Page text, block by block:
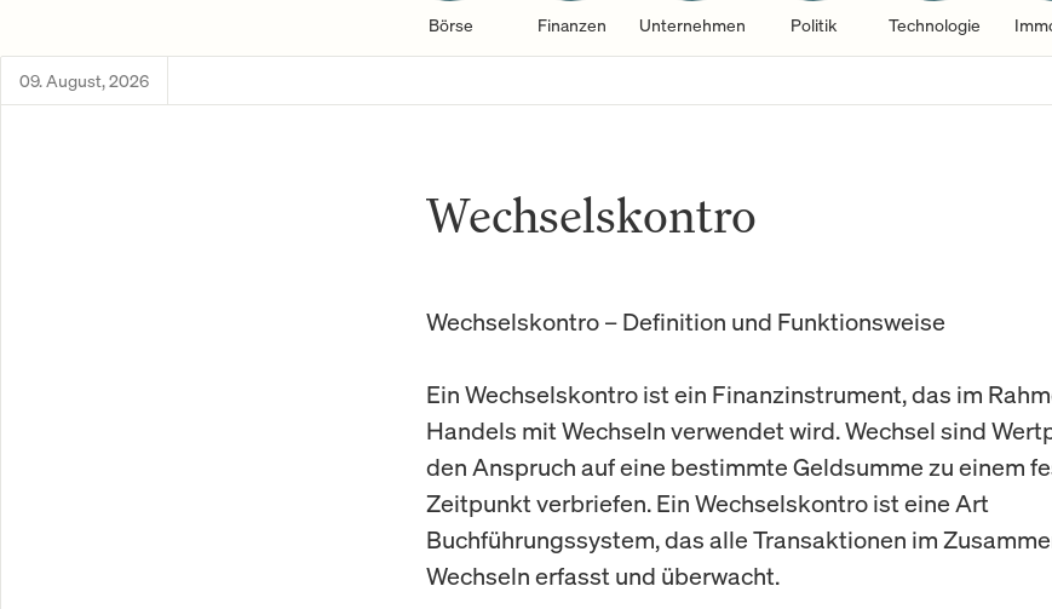
Börse Finanzen Unternehmen Politik Technologie
09. August, 2026
Wechselskontro
Wechselskontro – Definition und Funktionsweise
Ein Wechselskontro ist ein Finanzinstrument, das im
Handels mit Wechseln verwendet wird. Wechsel sind
den Anspruch auf eine bestimmte Geldsumme zu einem
Zeitpunkt verbriefen. Ein Wechselskontro ist eine Art
Buchführungssystem, das alle Transaktionen im
Wechseln erfasst und überwacht.